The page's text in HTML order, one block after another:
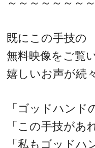
～～～～～～～
既にこの手技の
無料映像をご覧
嬉しいお声が続
「ゴッドハンド
「この手技があ
「私もゴッドハ